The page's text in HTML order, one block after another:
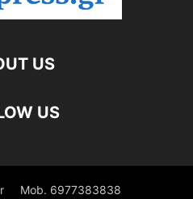
US
US
Mob. 6977383838